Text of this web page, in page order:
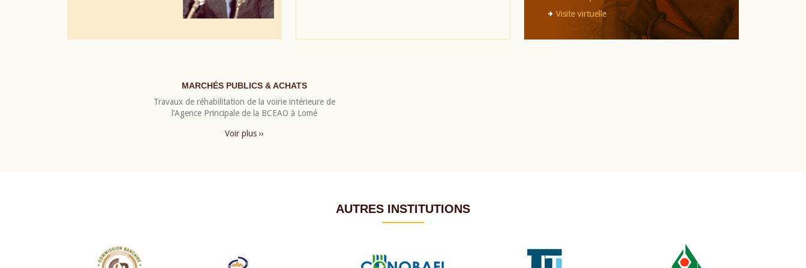
Visite virtuelle
MARCHÉS PUBLICS & ACHATS
Travaux de réhabilitation de la voirie intérieure de
l’Agence Principale de la BCEAO à Lomé
Voir plus ››
AUTRES INSTITUTIONS